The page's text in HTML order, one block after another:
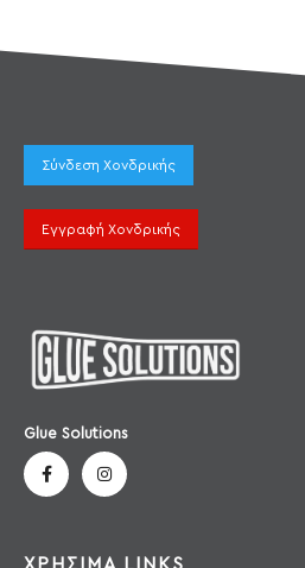
Σύνδεση Χονδρικής
Εγγραφή Χονδρικής
Glue Solutions